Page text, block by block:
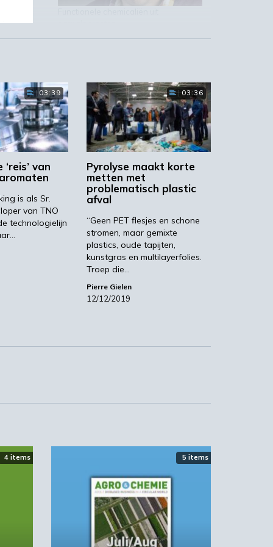
03:39
van
is als Sr.
van TNO
technologielijn
03:36
Pyrolyse maakt korte
metten met
problematisch plastic
afval
“Geen PET flesjes en schone
stromen, maar gemixte
plastics, oude tapijten,
kunstgras en multilayerfolies.
Troep die…
Pierre Gielen
12/12/2019
4 items 5 items